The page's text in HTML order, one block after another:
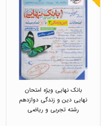
بانک نهایی ویژه امتحان
نهایی دین و زندگی دوازدهم
رشته تجربی و ریاضی